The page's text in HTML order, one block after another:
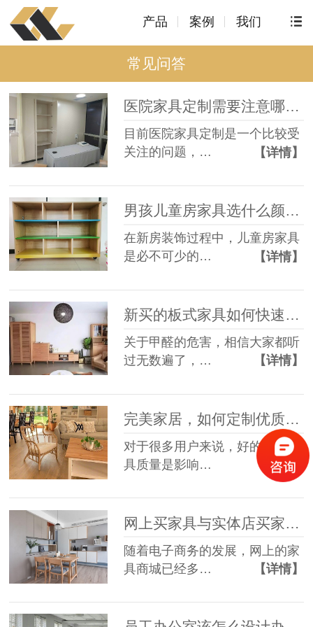
产品 案例 我们
常见问答
医院家具定制需要注意哪些问题呢？[智兴家具]
目前医院家具定制是一个比较受
关注的问题，…
【详情】
男孩儿童房家具选什么颜色好？[智兴家具]
在新房装饰过程中，儿童房家具
是必不可少的…
【详情】
新买的板式家具如何快速排毒？[智兴家具]
关于甲醛的危害，相信大家都听
过无数遍了，…
【详情】
完美家居，如何定制优质板式家具？[智兴家具]
对于很多用户来说，好的板式家
具质量是影响…
【详情】
网上买家具与实体店买家具有哪些区别？[智兴家具]
随着电子商务的发展，网上的家
具商城已经多…
【详情】